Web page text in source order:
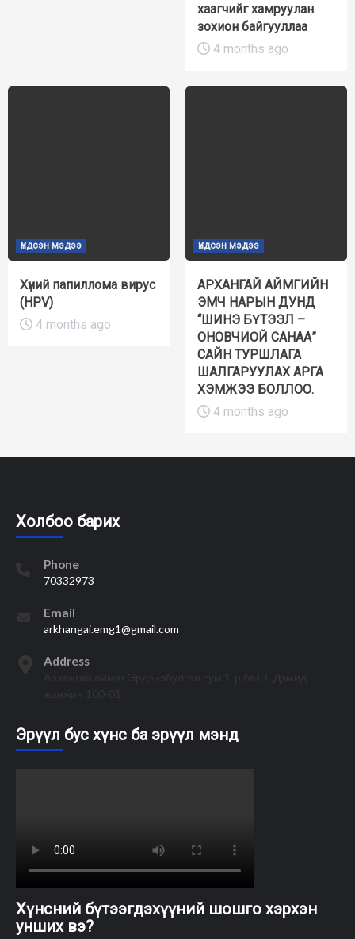
хаагчийг хамруулан
зохион байгууллаа
4 months ago
Үндсэн мэдээ
Хүний папиллома вирус
(HPV)
4 months ago
Үндсэн мэдээ
АРХАНГАЙ АЙМГИЙН
ЭМЧ НАРЫН ДУНД
“ШИНЭ БҮТЭЭЛ –
ОНОВЧИОЙ САНАА”
САЙН ТУРШЛАГА
ШАЛГАРУУЛАХ АРГА
ХЭМЖЭЭ БОЛЛОО.
4 months ago
Холбоо барих
Phone
70332973
Email
arkhangai.emg1@gmail.com
Address
Эрүүл бус хүнс ба эрүүл мэнд
Хүнсний бүтээгдэхүүний шошго хэрхэн
унших вэ?